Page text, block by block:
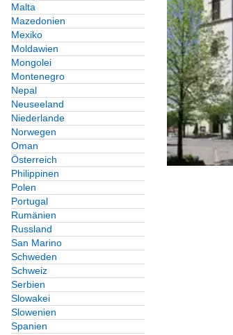
Malta
Mazedonien
Mexiko
Moldawien
Mongolei
Montenegro
Nepal
Neuseeland
Niederlande
Norwegen
Oman
Österreich
Philippinen
Polen
Portugal
Rumänien
Russland
San Marino
Schweden
Schweiz
Serbien
Slowakei
Slowenien
Spanien